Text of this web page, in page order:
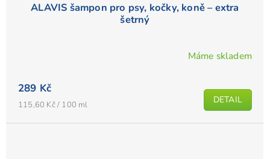
ALAVIS šampon pro psy, kočky, koně – extra
šetrný
Máme skladem
289 Kč
Měrná
115,60 Kč / 100 ml DETAIL